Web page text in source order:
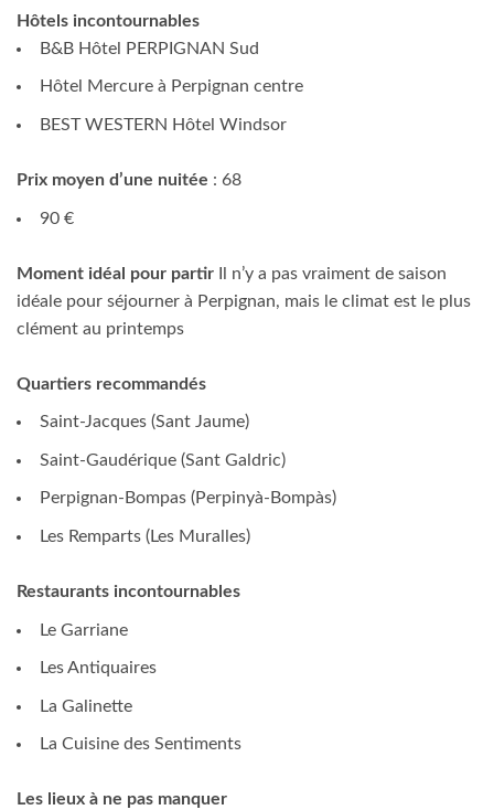
Hôtels incontournables
B&B Hôtel PERPIGNAN Sud
Hôtel Mercure à Perpignan centre
BEST WESTERN Hôtel Windsor
Prix moyen d’une nuitée : 68
90 €
Moment idéal pour partir Il n’y a pas vraiment de saison
idéale pour séjourner à Perpignan, mais le climat est le plus
clément au printemps
Quartiers recommandés
Saint-Jacques (Sant Jaume)
Saint-Gaudérique (Sant Galdric)
Perpignan-Bompas (Perpinyà-Bompàs)
Les Remparts (Les Muralles)
Restaurants incontournables
Le Garriane
Les Antiquaires
La Galinette
La Cuisine des Sentiments
Les lieux à ne pas manquer